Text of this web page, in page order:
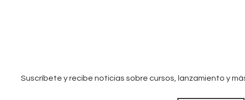
Suscríbete y recibe noticias sobre cursos, lanzamiento y